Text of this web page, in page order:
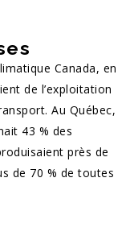
Canada, en
de l’exploitation
Au Québec,
43 % des
près de
de 70 % de toutes